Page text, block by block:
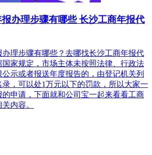
办理步骤有哪些 长沙工商年报代
办理步骤有哪些？去哪找长沙工商年报代
国家规定，市场主体未按照法律、行政法
示或者报送年度报告的，由登记机关列
录，可以处1万元以下的罚款，所以大家一
的申请，下面就和公司宝一起来看看工商
内容。